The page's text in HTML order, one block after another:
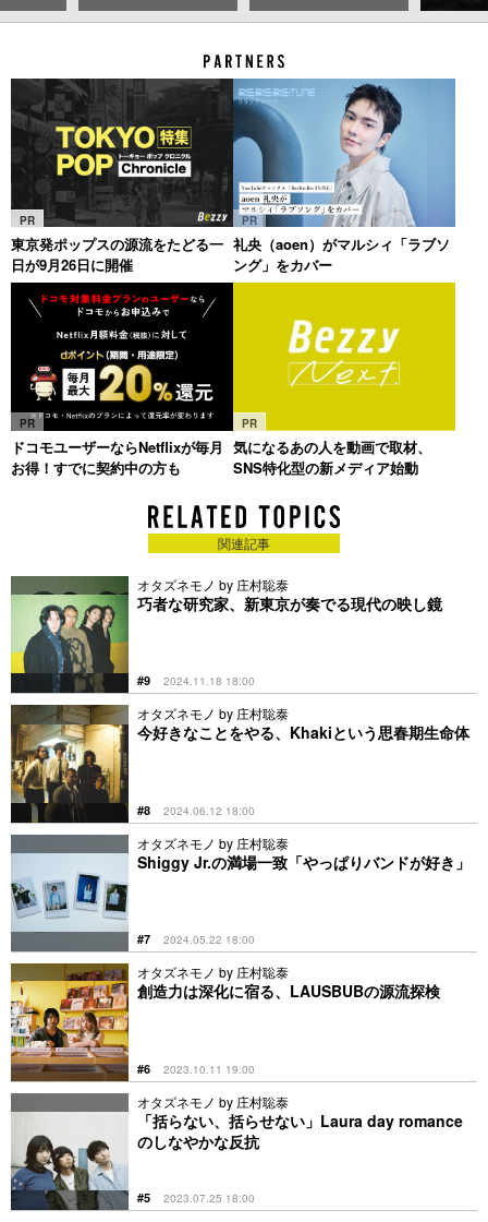
PR
東京発ポップスの源流をたどる一
日が9月26日に開催
PR
礼央（aoen）がマルシィ「ラブソ
ング」をカバー
PR
ドコモユーザーならNetflixが毎月
お得！すでに契約中の方も
PR
気になるあの人を動画で取材、
SNS特化型の新メディア始動
関連記事
オタズネモノ by 庄村聡泰
巧者な研究家、新東京が奏でる現代の映し鏡
#9 2024.11.18 18:00
オタズネモノ by 庄村聡泰
今好きなことをやる、Khakiという思春期生命体
#8 2024.06.12 18:00
オタズネモノ by 庄村聡泰
Shiggy Jr.の満場一致「やっぱりバンドが好き」
#7 2024.05.22 18:00
オタズネモノ by 庄村聡泰
創造力は深化に宿る、LAUSBUBの源流探検
#6 2023.10.11 19:00
オタズネモノ by 庄村聡泰
「括らない、括らせない」Laura day romance
のしなやかな反抗
#5 2023.07.25 18:00